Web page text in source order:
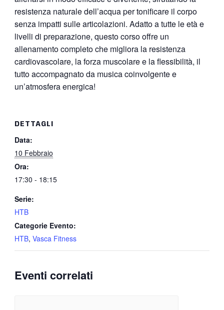
resistenza naturale dell’acqua per tonificare il corpo
senza impatti sulle articolazioni. Adatto a tutte le età e
livelli di preparazione, questo corso offre un
allenamento completo che migliora la resistenza
cardiovascolare, la forza muscolare e la flessibilità, il
tutto accompagnato da musica coinvolgente e
un’atmosfera energica!
DETTAGLI
Data:
10 Febbraio
Ora:
17:30 - 18:15
Serie:
HTB
Categorie Evento:
HTB, Vasca Fitness
Eventi correlati